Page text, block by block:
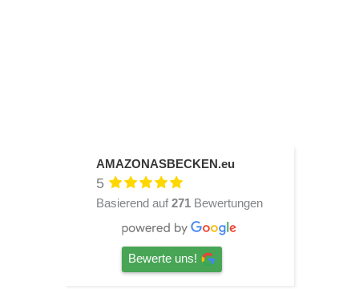
AMAZONASBECKEN.eu
5
Basierend auf 271 Bewertungen
Bewerte uns!